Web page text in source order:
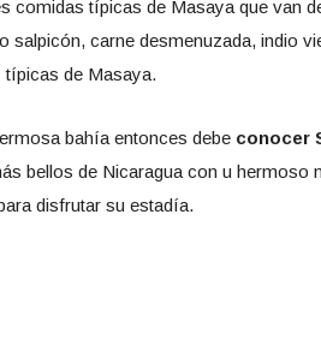
comidas típicas de Masaya que van
salpicón, carne desmenuzada, indio
de Masaya.
bahía entonces debe conocer
bellos de Nicaragua con u hermoso
disfrutar su estadía.